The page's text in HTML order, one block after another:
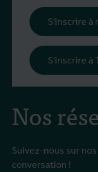
Nos
Suivez-nous sur
conversation !
S'inscrire à
S'inscrire à